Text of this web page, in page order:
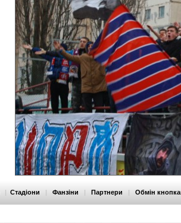
| Стадіони | Фанзіни | Партнери | Обмін